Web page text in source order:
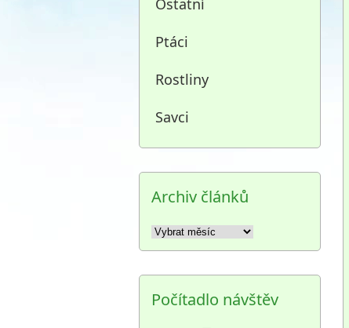
Ostatní
Ptáci
Rostliny
Savci
Archiv článků
Archiv
článků
Počítadlo návštěv